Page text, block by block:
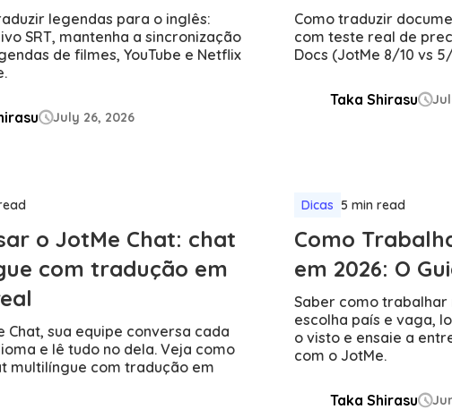
legendas para o inglês:
SRT, mantenha a sincronização
de filmes, YouTube e Netflix
July 26, 2026
Como traduzir
com teste real de
Docs (JotMe 8/10 vs
Taka Shirasu
o JotMe Chat: chat
com tradução em
Chat, sua equipe conversa cada
e lê tudo no dela. Veja como
multilíngue com tradução em
Dicas 5 min read
Como
em 2026: O
Saber como trabalhar
escolha país e vaga,
o visto e ensaie a
com o JotMe.
Taka Shirasu